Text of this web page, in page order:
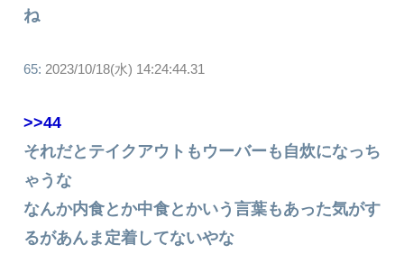
ね
65: 2023/10/18(水) 14:24:44.31
>>44
それだとテイクアウトもウーバーも自炊になっち
ゃうな
なんか内食とか中食とかいう言葉もあった気がす
るがあんま定着してないやな